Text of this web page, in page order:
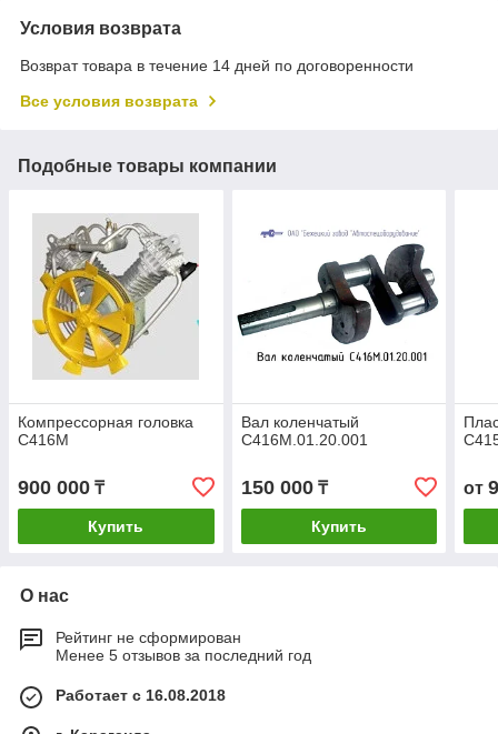
Условия возврата
Возврат товара в течение 14 дней по договоренности
Все условия возврата
Подобные товары компании
Компрессорная головка
С416М
900 000 ₸
Купить
Вал коленчатый
С416М.01.20.001
150 000₸
Купить
от
О нас
Рейтинг не сформирован
Менее 5 отзывов за последний год
Работает с 16.08.2018